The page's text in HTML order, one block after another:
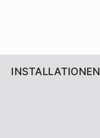
INSTALLATIONEN